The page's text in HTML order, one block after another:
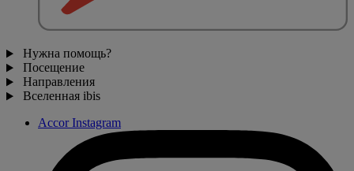
Нужна помощь?
Посещение
Направления
Вселенная ibis
Accor Instagram